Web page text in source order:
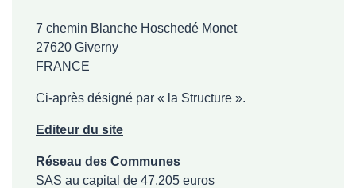
7 chemin Blanche Hoschedé Monet
27620 Giverny
FRANCE
Ci-après désigné par « la Structure ».
Editeur du site
Réseau des Communes
SAS au capital de 47.205 euros